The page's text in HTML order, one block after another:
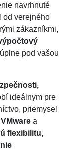
navrhnuté
od verejného
zákazníkmi,
pod vašou
ideálnym pre
priemysel
VMware a
flexibilitu,